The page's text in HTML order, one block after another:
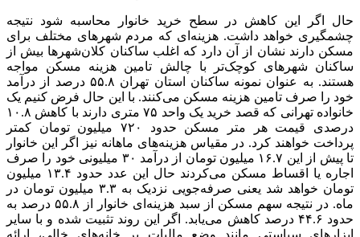
حال اگر این کاهش در سطح خرید خانوار محاسبه شود نتیجه
چشمگیری خواهد داشت. هزینه‌ای که مردم شهر‌های مختلف برای
مسکن دارند نشان از آن دارد که اغلب ساکنان کلان‌شهر‌ها بیش از
ساکنان شهر‌های کوچک‌تر با چالش تامین هزینه مسکن مواجه
هستند. به عنوان نمونه ساکنان استان تهران ۵۵.۸ درصد از درآمد
خود را صرف تامین هزینه مسکن می‌کنند. با این حال فرض کنیم یک
خانواده تهرانی که قصد خرید یک واحد ۷۵ متری دارند با کاهش ۱۰.۸
درصدی قیمت هر متر مسکن حدود ۷۲۰ میلیون تومان کمتر
پرداخت خواهند کرد. در مقیاس هزینه‌های ماهانه نیز اگر این خانوار
تا پیش از این ۱۶.۷ میلیون تومان از درآمد ۳۰ میلیونی خود را صرف
اجاره یا اقساط مسکن می‌کردند حال این عدد حدود ۱۳.۴ میلیون
تومان خواهد شد یعنی صرفه‌جویی نزدیک به ۳.۳ میلیون تومان در
ماه. در نتیجه سهم مسکن از سبد هزینه‌ای خانوار از ۵۵.۸ درصد به
حدود ۴۴.۶ درصد کاهش می‌یابد. اگر این روند تثبیت شده و با سایر
ابزار‌های سیاستی مانند وضع مالیات بر خانه‌های خالی، ارائه